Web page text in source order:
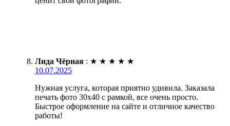
Лида Чёрная : ★ ★ ★ ★ ★
10.07.2025
Нужная услуга, которая приятно удивила. Заказала
печать фото 30х40 с рамкой, все очень просто.
Быстрое оформление на сайте и отличное качество
работы!